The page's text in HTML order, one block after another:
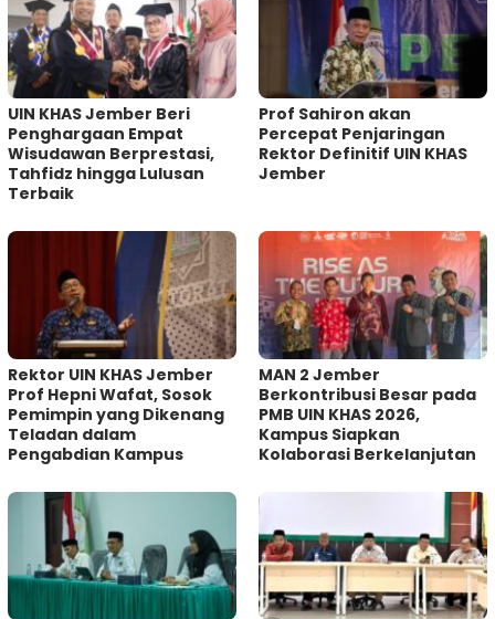
UIN KHAS Jember Beri
Penghargaan Empat
Wisudawan Berprestasi,
Tahfidz hingga Lulusan
Terbaik
Prof Sahiron akan
Percepat Penjaringan
Rektor Definitif UIN KHAS
Jember
Rektor UIN KHAS Jember
Prof Hepni Wafat, Sosok
Pemimpin yang Dikenang
Teladan dalam
Pengabdian Kampus
MAN 2 Jember
Berkontribusi Besar pada
PMB UIN KHAS 2026,
Kampus Siapkan
Kolaborasi Berkelanjutan